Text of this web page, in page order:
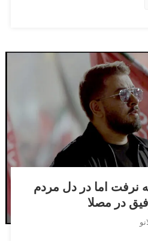
نرفت اما در دل مردم
در مصلا